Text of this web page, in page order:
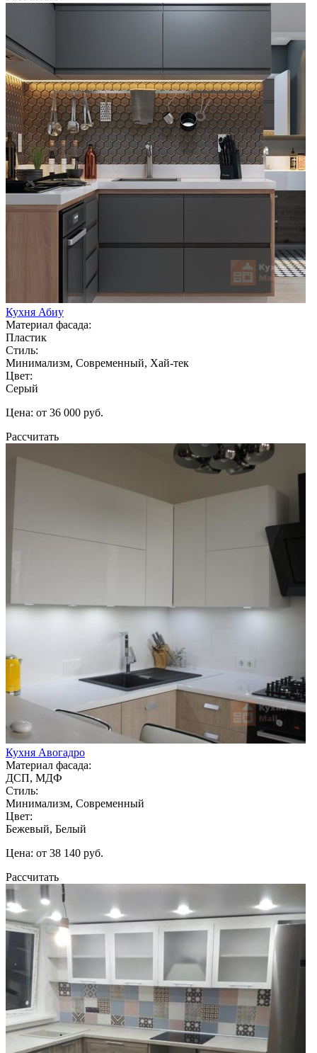
Кухня Абиу
Материал фасада:
Пластик
Стиль:
Минимализм, Современный, Хай-тек
Цвет:
Серый
Цена: от 36 000 руб.
Рассчитать
Кухня Авогадро
Материал фасада:
ДСП, МДФ
Стиль:
Минимализм, Современный
Цвет:
Бежевый, Белый
Цена: от 38 140 руб.
Рассчитать